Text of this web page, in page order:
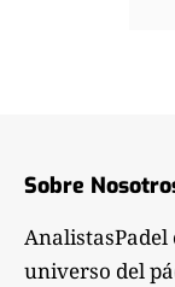
Sobre
universo del